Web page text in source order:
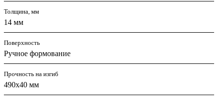
Толщина, мм
14 мм
Поверхность
Ручное формование
Прочность на изгиб
490х40 мм